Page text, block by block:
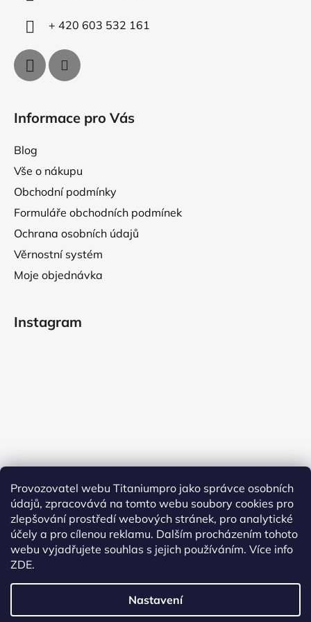
Provozovatel webu Titaniumpro jako správce osobních
údajů, zpracovává na tomto webu soubory cookies pro
zlepšování prostředí webových stránek, pro analytické
účely a pro cílenou reklamu. Dalším procházením tohoto
webu vyjadřujete souhlas s jejich používáním. Více info
ZDE.
Nastavení
+ 420 603 532 161
Informace pro Vás
Blog
Vše o nákupu
Obchodní podmínky
Formuláře obchodních podmínek
Ochrana osobních údajů
Věrnostní systém
Moje objednávka
Instagram
Sledovat na Instagramu
Facebook